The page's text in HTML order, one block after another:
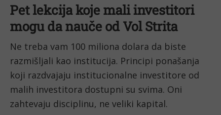
Pet lekcija koje mali investitori
mogu da nauče od Vol Strita
Ne treba vam 100 miliona dolara da biste
razmišljali kao institucija. Principi ponašanja
koji razdvajaju institucionalne investitore od
malih investitora dostupni su svima. Oni
zahtevaju disciplinu, ne veliki kapital.